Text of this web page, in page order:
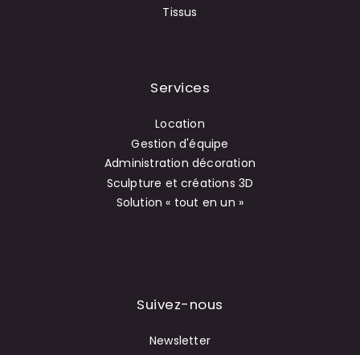
Tissus
Services
Location
Gestion d'équipe
Administration décoration
Sculpture et créations 3D
Solution « tout en un »
Suivez-nous
Newsletter